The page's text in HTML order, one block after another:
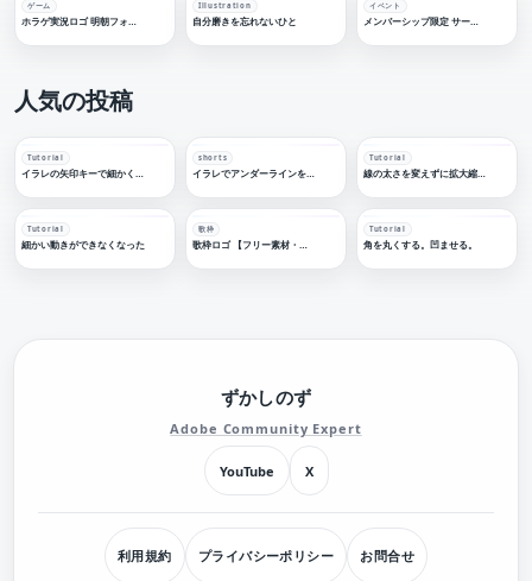
ゲーム
ホラゲ実況ロゴ 明朝フォント【フリー素材・サムネ素材】
Illustration
自分磨きを忘れないひと
イベント
メンバーシップ限定 サークルロゴ【フリー素材・サムネ素材】
人気の投稿
Tutorial
イラレの矢印キーで細かく移動する
shorts
イラレでアンダーラインを引く
Tutorial
線の太さを変えずに拡大縮小する
Tutorial
細かい動きができなくなった
歌枠
歌枠ロゴ 【フリー素材・サムネ素材】
Tutorial
角を丸くする。凹ませる。
ずかしのず
Adobe Community Expert
YouTube X
利用規約 プライバシーポリシー お問合せ